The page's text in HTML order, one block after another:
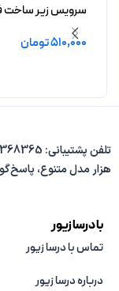
سرویس زیر ساخت
بدون آبکاری
510,000تومان
هزار مدل متنوع، پاسخ‌گویی از 8
با درسا زیور
تماس با درسا زیور
درباره درسا زیور